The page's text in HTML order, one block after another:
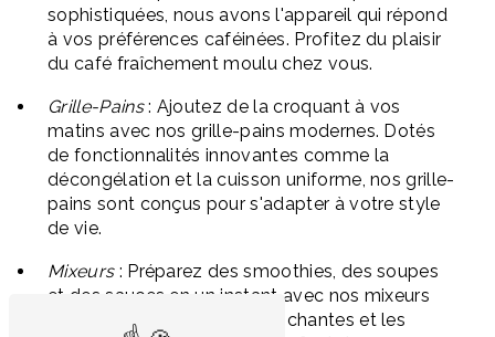
sophistiquées, nous avons l'appareil qui répond
à vos préférences caféinées. Profitez du plaisir
du café fraîchement moulu chez vous.
Grille-Pains: Ajoutez de la croquant à vos
matins avec nos grille-pains modernes. Dotés
de fonctionnalités innovantes comme la
décongélation et la cuisson uniforme, nos grille-
pains sont conçus pour s'adapter à votre style
de vie.
Mixeurs: Préparez des smoothies, des soupes
et des sauces en un instant avec nos mixeurs
performants. Les lames tranchantes et les